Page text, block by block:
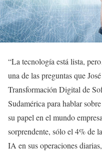
“La tecnología está lista,
una de las preguntas que
Transformación Digital de
Sudamérica para hablar
su papel en el mundo
sorprendente, sólo el 4% de
IA en sus operaciones